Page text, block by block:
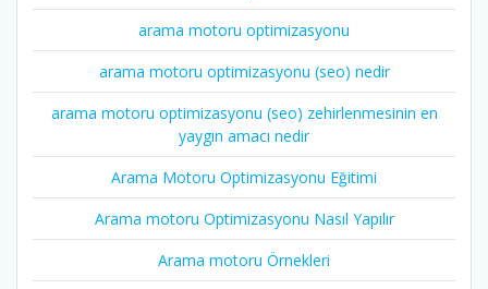
arama motoru optimizasyonu
arama motoru optimizasyonu (seo) nedir
arama motoru optimizasyonu (seo) zehirlenmesinin en
yaygın amacı nedir
Arama Motoru Optimizasyonu Eğitimi
Arama motoru Optimizasyonu Nasıl Yapılır
Arama motoru Örnekleri